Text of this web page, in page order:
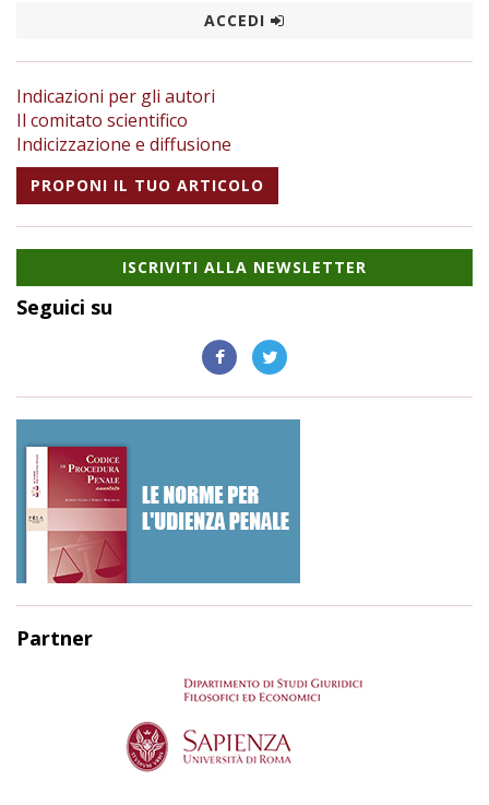
ACCEDI
Indicazioni per gli autori
Il comitato scientifico
Indicizzazione e diffusione
PROPONI IL TUO ARTICOLO
ISCRIVITI ALLA NEWSLETTER
Seguici su
Partner